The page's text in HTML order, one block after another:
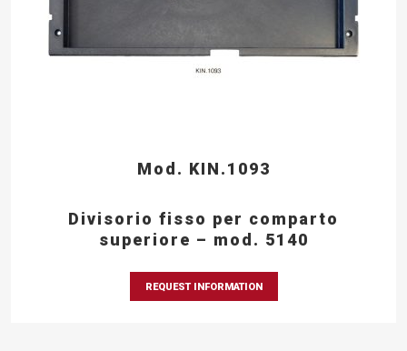
Mod. KIN.1093
Divisorio fisso per comparto
superiore – mod. 5140
REQUEST INFORMATION